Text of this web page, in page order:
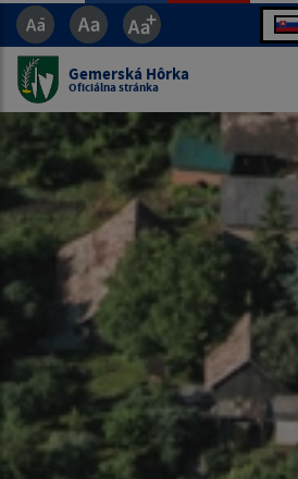
Gemerská Hôrka
Oficiálna stránka